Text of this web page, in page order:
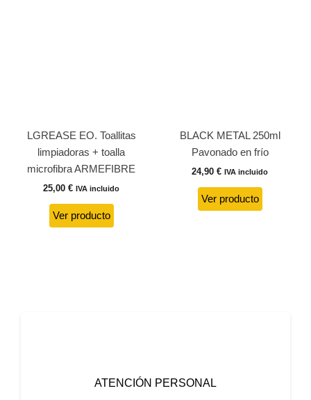
LGREASE EO. Toallitas
limpiadoras + toalla
microfibra ARMEFIBRE
25,00 € IVA incluido
Ver producto
BLACK METAL 250ml
Pavonado en frío
24,90 € IVA incluido
Ver producto
ATENCIÓN PERSONAL